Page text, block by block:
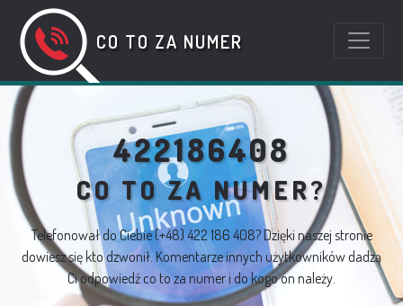
CO TO ZA NUMER
422186408
CO TO ZA NUMER?
Telefonował do Ciebie(+48) 422 186 408? Dzięki naszej stronie
dowiesz się kto dzwonił. Komentarze innych użytkowników dadzą
Ci odpowiedź co to za numer i do kogo on należy.